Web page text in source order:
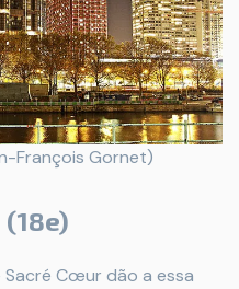
François Gornet)
Cœur dão a essa